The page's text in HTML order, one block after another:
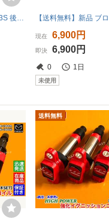
【送料無料】RX-7 FD3S 後期【新品 電動 ファン モーター 左右 2個SET】H11.1〜 13B N3G1-15-150 ラジエター エアコン コンデンサー 交換
現在 6,900円
即決 6,900円
0 1日
未使用
送料無料